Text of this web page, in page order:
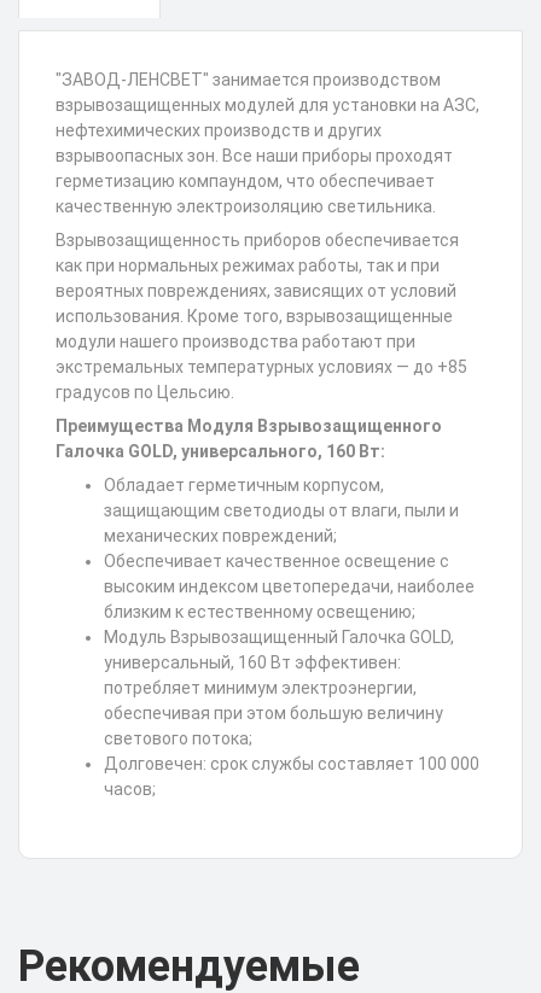
"ЗАВОД-ЛЕНСВЕТ" занимается производством
взрывозащищенных модулей для установки на АЗС,
нефтехимических производств и других
взрывоопасных зон. Все наши приборы проходят
герметизацию компаундом, что обеспечивает
качественную электроизоляцию светильника.
Взрывозащищенность приборов обеспечивается
как при нормальных режимах работы, так и при
вероятных повреждениях, зависящих от условий
использования. Кроме того, взрывозащищенные
модули нашего производства работают при
экстремальных температурных условиях — до +85
градусов по Цельсию.
Преимущества Модуля Взрывозащищенного
Галочка GOLD, универсального, 160 Вт:
Обладает герметичным корпусом,
защищающим светодиоды от влаги, пыли и
механических повреждений;
Обеспечивает качественное освещение с
высоким индексом цветопередачи, наиболее
близким к естественному освещению;
Модуль Взрывозащищенный Галочка GOLD,
универсальный, 160 Вт эффективен:
потребляет минимум электроэнергии,
обеспечивая при этом большую величину
светового потока;
Долговечен: срок службы составляет 100 000
часов;
Рекомендуемые